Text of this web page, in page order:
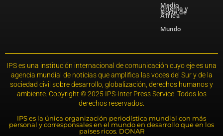
Medio
Oriente y
Norte de
África
Mundo
IPS es una institución internacional de comunicación cuyo eje es una
agencia mundial de noticias que amplifica las voces del Sur y de la
sociedad civil sobre desarrollo, globalización, derechos humanos y
ambiente. Copyright © 2025 IPS-Inter Press Service. Todos los
derechos reservados.
IPS es la única organización periodística mundial con más
personal y corresponsales en el mundo en desarrollo que en los
países ricos. DONAR